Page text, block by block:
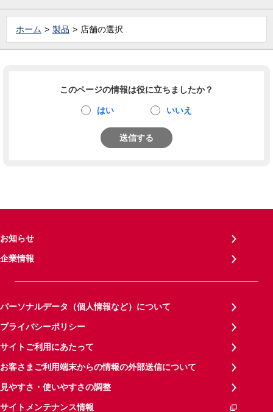
ホーム 製品 店舗の選択
このページの情報は役に立ちましたか？
はい いいえ
送信する
お知らせ
企業情報
パーソナルデータ（個人情報など）について
プライバシーポリシー
サイトご利用にあたって
お客さまご利用端末からの情報の外部送信について
見やすさ・使いやすさの調整
サイトメンテナンス情報